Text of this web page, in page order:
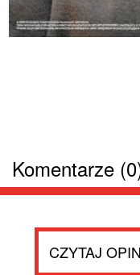
Komentarze
CZYTAJ